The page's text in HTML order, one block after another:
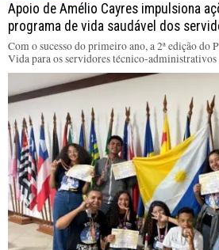
Apoio de Amélio Cayres impulsiona
programa de vida saudável dos
Com o sucesso do primeiro ano, a 2ª edição do
Vida para os servidores técnico-